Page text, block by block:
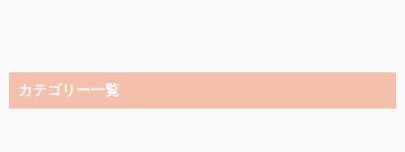
カテゴリー一覧